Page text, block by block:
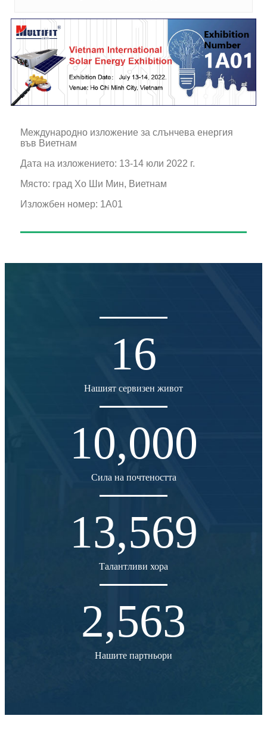
Международно изложение за слънчева енергия
във Виетнам
Дата на изложението: 13-14 юли 2022 г.
Място: град Хо Ши Мин, Виетнам
Изложбен номер: 1A01
16
Нашият сервизен живот
10,000
Сила на почтеността
13,569
Талантливи хора
2,563
Нашите партньори